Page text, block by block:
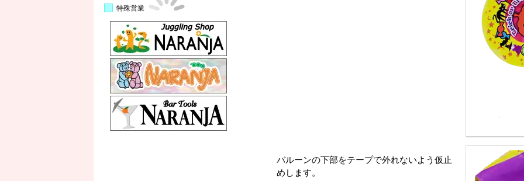
特殊営業
バルーンの下部をテープで外れないよう仮止
めします。